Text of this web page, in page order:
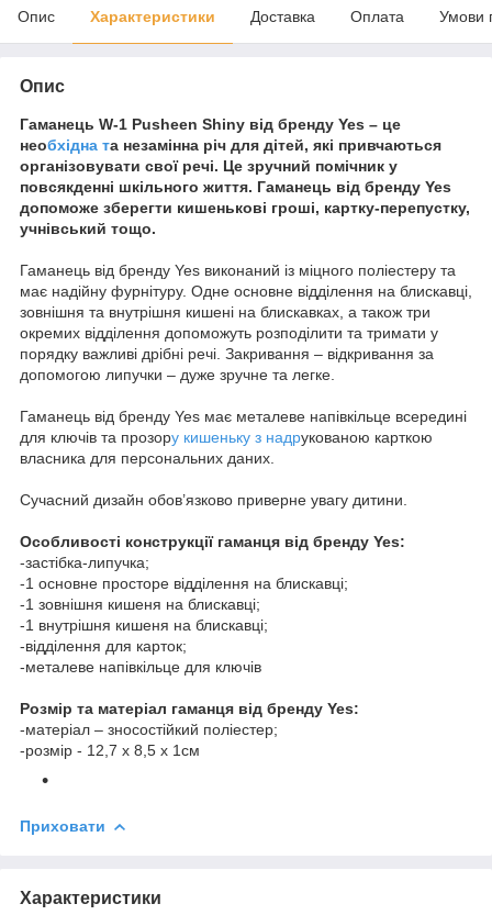
Опис Характеристики Доставка Оплата Умови
Опис
Гаманець W-1 Pusheen Shiny від бренду Yes – це
необхідна та незамінна річ для дітей, які привчаються
організовувати свої речі. Це зручний помічник у
повсякденні шкільного життя. Гаманець від бренду Yes
допоможе зберегти кишенькові гроші, картку-перепустку,
учнівський тощо.
Гаманець від бренду Yes виконаний із міцного поліестеру та
має надійну фурнітуру. Одне основне відділення на блискавці,
зовнішня та внутрішня кишені на блискавках, а також три
окремих відділення допоможуть розподілити та тримати у
порядку важливі дрібні речі. Закривання – відкривання за
допомогою липучки – дуже зручне та легке.
Гаманець від бренду Yes має металеве напівкільце всередині
для ключів та прозору кишеньку з надрукованою карткою
власника для персональних даних.
Сучасний дизайн обов’язково приверне увагу дитини.
Особливості конструкції гаманця від бренду Yes:
-застібка-липучка;
-1 основне просторе відділення на блискавці;
-1 зовнішня кишеня на блискавці;
-1 внутрішня кишеня на блискавці;
-відділення для карток;
-металеве напівкільце для ключів
Розмір та матеріал гаманця від бренду Yes:
-матеріал – зносостійкий поліестер;
-розмір - 12,7 х 8,5 х 1см
Приховати
Характеристики